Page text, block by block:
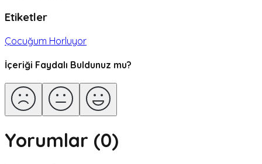
Etiketler
Çocuğum Horluyor
İçeriği Faydalı Buldunuz mu?
Yorumlar (0)